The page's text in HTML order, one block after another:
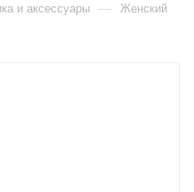
и аксессуары — Женский